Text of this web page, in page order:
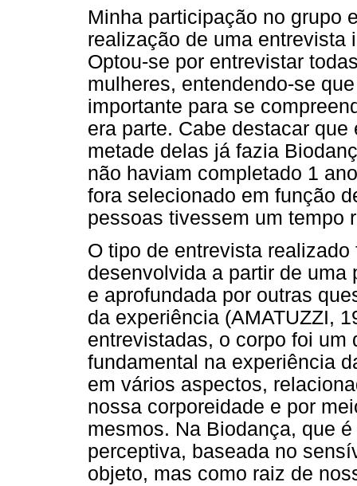
Minha participação no grupo
realização de uma entrevista
Optou-se por entrevistar
mulheres, entendendo-se
importante para se
era parte. Cabe destacar
metade delas já fazia
não haviam completado 1
fora selecionado em função
pessoas tivessem um tempo
O tipo de entrevista
desenvolvida a partir de uma
e aprofundada por outras
da experiência (AMATUZZI,
entrevistadas, o corpo foi
fundamental na experiência
em vários aspectos,
nossa corporeidade e por
mesmos. Na Biodança, que
perceptiva, baseada no
objeto, mas como raiz de